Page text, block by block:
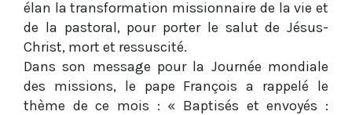
élan la transformation missionnaire de la vie et
de la pastoral, pour porter le salut de Jésus-
Christ, mort et ressuscité.
Dans son message pour la Journée mondiale
des missions, le pape François a rappelé le
thème de ce mois : « Baptisés et envoyés :